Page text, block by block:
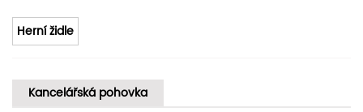
Herní židle
Kancelářská pohovka